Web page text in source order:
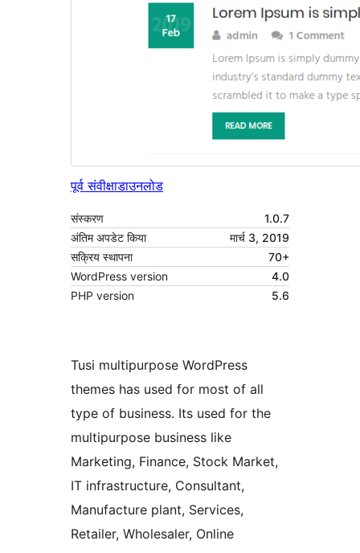
पूर्व संवीक्षाडाउनलोड
संस्करण
1.0.7
अंतिम अपडेट किया
मार्च 3, 2019
सक्रिय स्थापना
70+
WordPress version
4.0
PHP version
5.6
Tusi multipurpose WordPress
themes has used for most of all
type of business. Its used for the
multipurpose business like
Marketing, Finance, Stock Market,
IT infrastructure, Consultant,
Manufacture plant, Services,
Retailer, Wholesaler, Online